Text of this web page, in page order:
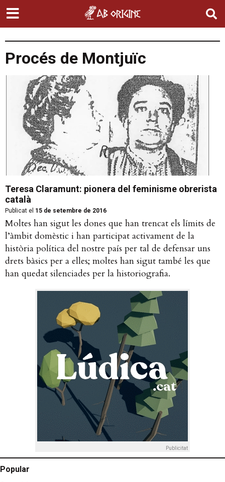
Procés de Montjuïc
Teresa Claramunt: pionera del feminisme obrerista
català
Publicat el 15 de setembre de 2016
Moltes han sigut les dones que han trencat els límits de
l’àmbit domèstic i han participat activament de la
història política del nostre país per tal de defensar uns
drets bàsics per a elles; moltes han sigut també les que
han quedat silenciades per la historiografia.
Publicitat
Popular